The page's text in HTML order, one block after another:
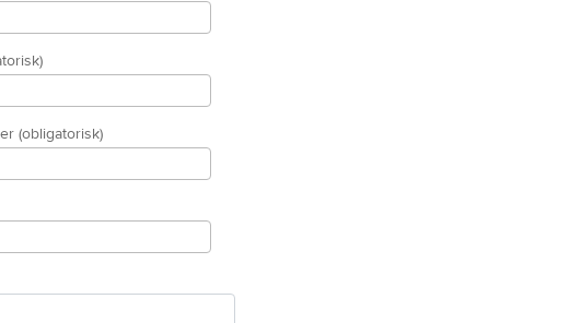
(obligatorisk)